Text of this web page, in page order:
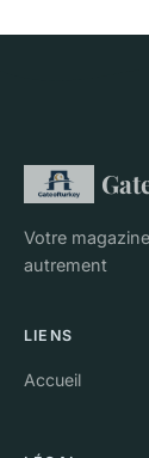
Votre
autrement
LIENS
Accueil